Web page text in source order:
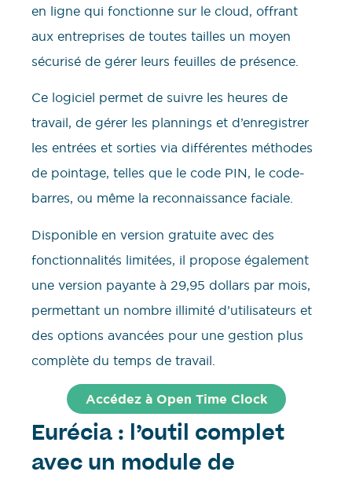
en ligne qui fonctionne sur le cloud, offrant
aux entreprises de toutes tailles un moyen
sécurisé de gérer leurs feuilles de présence.
Ce logiciel permet de suivre les heures de
travail, de gérer les plannings et d’enregistrer
les entrées et sorties via différentes méthodes
de pointage, telles que le code PIN, le code-
barres, ou même la reconnaissance faciale.
Disponible en version gratuite avec des
fonctionnalités limitées, il propose également
une version payante à 29,95 dollars par mois,
permettant un nombre illimité d’utilisateurs et
des options avancées pour une gestion plus
complète du temps de travail.
Accédez à Open Time Clock
Eurécia : l’outil complet
avec un module de